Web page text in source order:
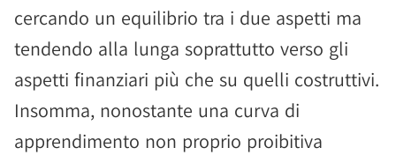
cercando un equilibrio tra i due aspetti ma
tendendo alla lunga soprattutto verso gli
aspetti finanziari più che su quelli costruttivi.
Insomma, nonostante una curva di
apprendimento non proprio proibitiva